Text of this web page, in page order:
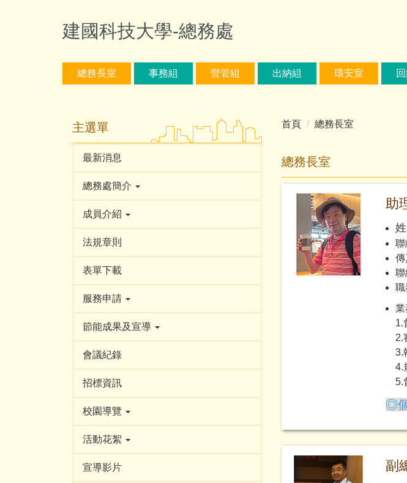
建國科技大學-總務處
總務長室 事務組 營管組 出納組 環安室
主選單
最新消息
總務處簡介
成員介紹
法規章則
表單下載
服務申請
節能成果及宣導
會議紀錄
招標資訊
校園導覽
活動花絮
宣導影片
首頁 總務長室
總務長室
助
聯
傳
聯
職
業
1.
2.
3.
4.
5.
◎
副